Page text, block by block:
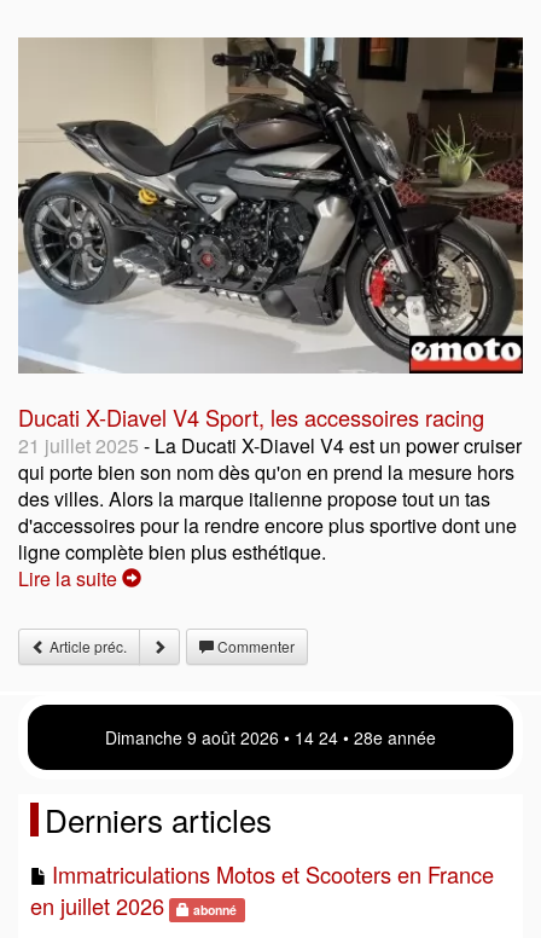
Ducati X-Diavel V4 Sport, les accessoires racing
21 juillet 2025 - La Ducati X-Diavel V4 est un power cruiser
qui porte bien son nom dès qu'on en prend la mesure hors
des villes. Alors la marque italienne propose tout un tas
d'accessoires pour la rendre encore plus sportive dont une
ligne complète bien plus esthétique.
Lire la suite
Article préc. Commenter
Dimanche 9 août 2026 • 14 24 • 28e année
Derniers articles
Immatriculations Motos et Scooters en France
en juillet 2026
abonné